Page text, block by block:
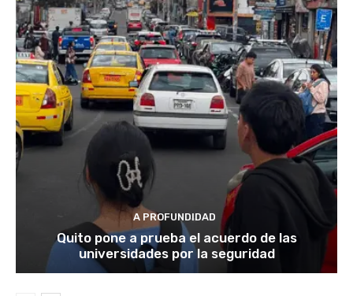
A PROFUNDIDAD
Quito pone a prueba el acuerdo de las
universidades por la seguridad